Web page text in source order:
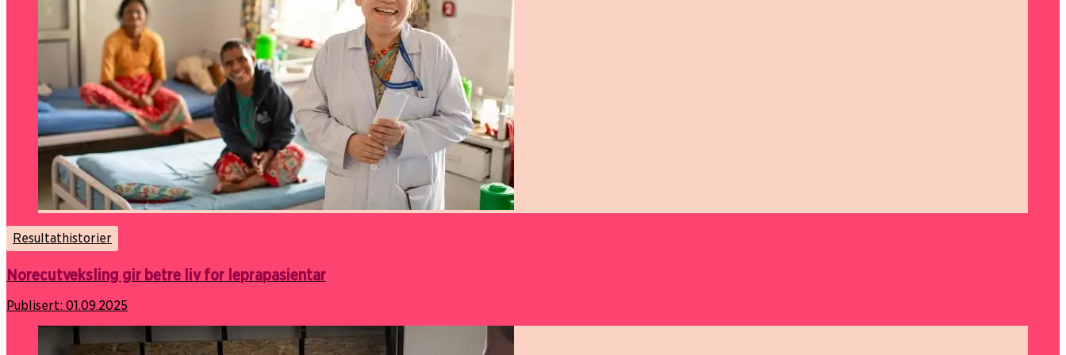
Resultathistorier
Norecutveksling gir betre liv for leprapasientar
Publisert: 01.09.2025